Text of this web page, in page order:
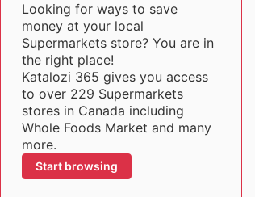
Looking for ways to save
money at your local
Supermarkets store? You are in
the right place!
Katalozi 365 gives you access
to over 229 Supermarkets
stores in Canada including
Whole Foods Market and many
more.
Start browsing